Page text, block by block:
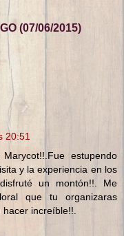
(07/06/2015)
20:51
estupendo
y la experiencia en los
un montón!!. Me
que tu organizaras
increíble!!.